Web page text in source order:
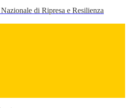
di Ripresa e Resilienza